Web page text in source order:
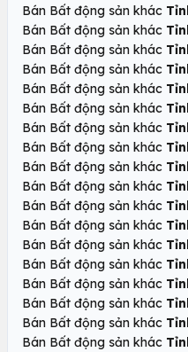
Bán Bất động sản khác
Bán Bất động sản khác
Bán Bất động sản khác
Bán Bất động sản khác
Bán Bất động sản khác
Bán Bất động sản khác
Bán Bất động sản khác
Bán Bất động sản khác
Bán Bất động sản khác
Bán Bất động sản khác
Bán Bất động sản khác
Bán Bất động sản khác
Bán Bất động sản khác
Bán Bất động sản khác
Bán Bất động sản khác
Bán Bất động sản khác
Bán Bất động sản khác
Bán Bất động sản khác